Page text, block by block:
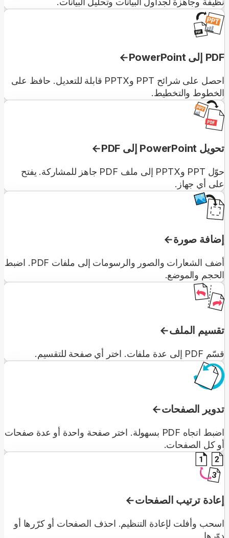
PDF إلى PowerPoint
احصل على شرائح PPT وPPTX قابلة للتعديل. حافظ على
الخطوط والتخطيط.
تحويل PowerPoint إلى PDF
حوّل PPT وPPTX إلى ملف PDF جاهز للمشاركة. يفتح
على أي جهاز.
إضافة صورة
أضف الشعارات والصور والرسومات إلى ملفات PDF. اضبط
الحجم والموضع.
تقسيم الملف
قسّم PDF إلى عدة ملفات. اختر أي صفحة للتقسيم.
تدوير الصفحات
اضبط اتجاه PDF بسهولة. اختر صفحة واحدة أو عدة صفحات
أو كل الصفحات.
إعادة ترتيب الصفحات
اسحب وأفلت لإعادة التنظيم. احذف الصفحات أو كرّرها أو
دوّرها.